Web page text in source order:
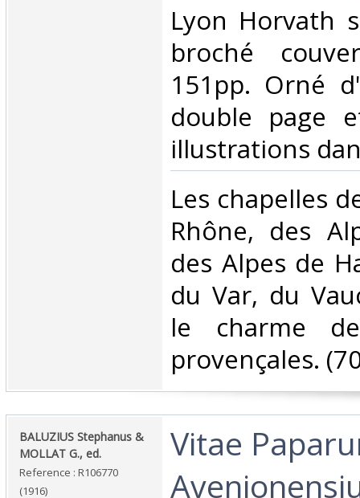
‎Lyon Horvath
broché
151pp. Orné
double page
illustrations
‎Les chapelles
Rhône, des
des Alpes de
du Var, du
le charme
provençales.
‎BALUZIUS Stephanus &
MOLLAT G., ed.‎
Reference : R106770
(1916)
‎Vitae